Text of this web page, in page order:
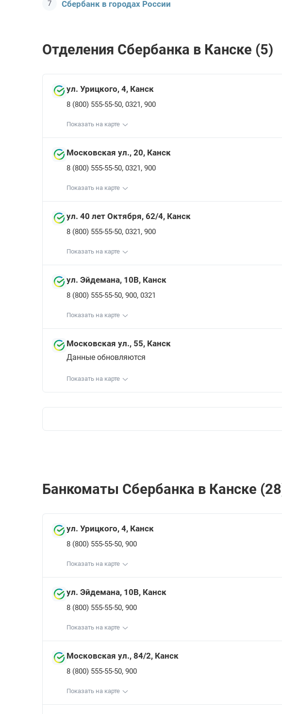
Сбербанк в городах России
Отделения Сбербанкa в Канске (5)
ул. Урицкого, 4, Канск
8 (800) 555-55-50, 0321, 900
Показать на карте
Московская ул., 20, Канск
8 (800) 555-55-50, 0321, 900
Показать на карте
ул. 40 лет Октября, 62/4, Канск
8 (800) 555-55-50, 0321, 900
Показать на карте
ул. Эйдемана, 10В, Канск
8 (800) 555-55-50, 900, 0321
Показать на карте
Московская ул., 55, Канск
Данные обновляются
Показать на карте
Банкоматы Сбербанкa в Канске
ул. Урицкого, 4, Канск
8 (800) 555-55-50, 900
Показать на карте
ул. Эйдемана, 10В, Канск
8 (800) 555-55-50, 900
Показать на карте
Московская ул., 84/2, Канск
8 (800) 555-55-50, 900
Показать на карте